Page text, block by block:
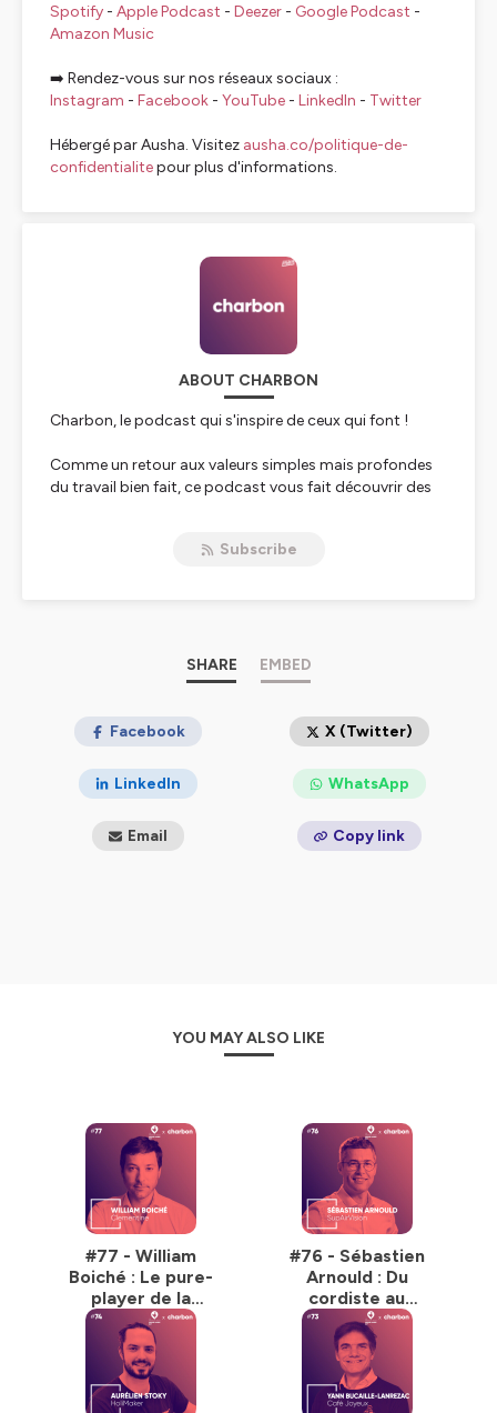
Spotify - Apple Podcast - Deezer - Google Podcast -
Amazon Music
➡️ Rendez-vous sur nos réseaux sociaux :
Instagram - Facebook - YouTube - LinkedIn - Twitter
Hébergé par Ausha. Visitez ausha.co/politique-de-
confidentialitepour plus d'informations.
ABOUT CHARBON
Charbon, le podcast qui s'inspire de ceux qui font !
Comme un retour aux valeurs simples mais profondes
du travail bien fait, ce podcast vous fait découvrir des
Hébergé par Ausha. Visitez
ausha.co/politique-de-
pour plus d'informations.
Subscribe
SHARE EMBED
Facebook X (Twitter)
LinkedIn WhatsApp
Email Copy link
YOU MAY ALSO LIKE
#77 - William
Boiché : Le pure-
player de la
comptabilité
#76 - Sébastien
Arnould : Du
cordiste au
droniste : une
révolution dans
l’entretien des
éoliennes !